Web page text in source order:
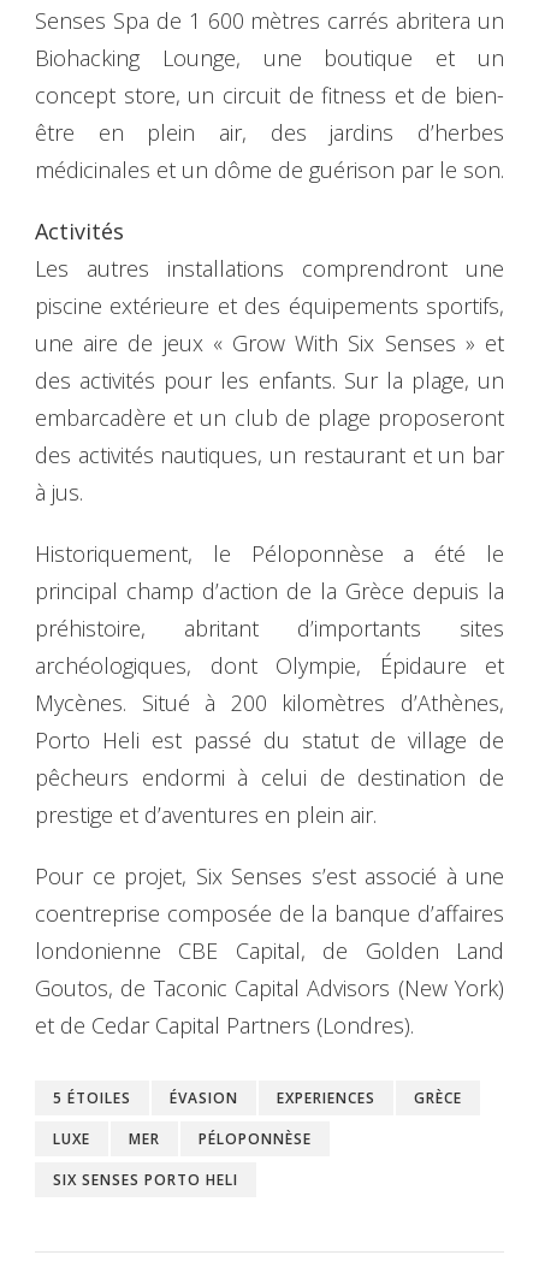
Senses Spa de 1 600 mètres carrés abritera un
Biohacking Lounge, une boutique et un
concept store, un circuit de fitness et de bien-
être en plein air, des jardins d’herbes
médicinales et un dôme de guérison par le son.
Activités
Les autres installations comprendront une
piscine extérieure et des équipements sportifs,
une aire de jeux « Grow With Six Senses » et
des activités pour les enfants. Sur la plage, un
embarcadère et un club de plage proposeront
des activités nautiques, un restaurant et un bar
à jus.
Historiquement, le Péloponnèse a été le
principal champ d’action de la Grèce depuis la
préhistoire, abritant d’importants sites
archéologiques, dont Olympie, Épidaure et
Mycènes. Situé à 200 kilomètres d’Athènes,
Porto Heli est passé du statut de village de
pêcheurs endormi à celui de destination de
prestige et d’aventures en plein air.
Pour ce projet, Six Senses s’est associé à une
coentreprise composée de la banque d’affaires
londonienne CBE Capital, de Golden Land
Goutos, de Taconic Capital Advisors (New York)
et de Cedar Capital Partners (Londres).
5 ÉTOILES ÉVASION EXPERIENCES
GRÈCE
LUXE
MER
PÉLOPONNÈSE
SIX SENSES PORTO HELI